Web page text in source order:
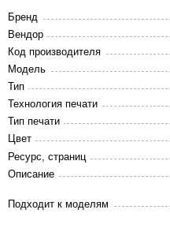
Бренд
Вендор
Код производителя
Модель
Тип
Технология печати
Тип печати
Цвет
Ресурс, страниц
Описание
Подходит к моделям